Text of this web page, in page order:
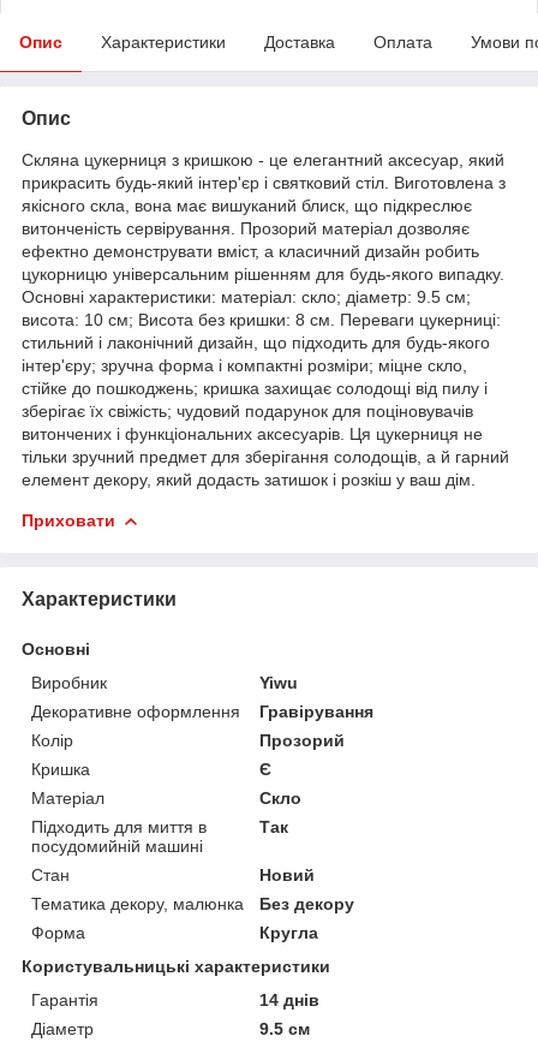
Опис Характеристики Доставка Оплата Умови
Опис
Скляна цукерниця з кришкою - це елегантний аксесуар, який
прикрасить будь-який інтер'єр і святковий стіл. Виготовлена з
якісного скла, вона має вишуканий блиск, що підкреслює
витонченість сервірування. Прозорий матеріал дозволяє
ефектно демонструвати вміст, а класичний дизайн робить
цукорницю універсальним рішенням для будь-якого випадку.
Основні характеристики: матеріал: скло; діаметр: 9.5 см;
висота: 10 см; Висота без кришки: 8 см. Переваги цукерниці:
стильний і лаконічний дизайн, що підходить для будь-якого
інтер'єру; зручна форма і компактні розміри; міцне скло,
стійке до пошкоджень; кришка захищає солодощі від пилу і
зберігає їх свіжість; чудовий подарунок для поціновувачів
витончених і функціональних аксесуарів. Ця цукерниця не
тільки зручний предмет для зберігання солодощів, а й гарний
елемент декору, який додасть затишок і розкіш у ваш дім.
Приховати
Характеристики
Основні
Виробник
Yiwu
Декоративне оформлення
Гравірування
Колір
Прозорий
Кришка
Є
Матеріал
Скло
Підходить для миття в
посудомийній машині
Так
Стан
Новий
Тематика декору, малюнка
Без декору
Форма
Кругла
Користувальницькі характеристики
Гарантія
14 днів
Діаметр
9.5 см